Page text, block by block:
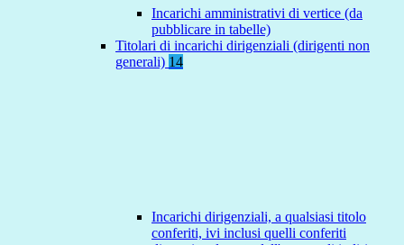
Incarichi amministrativi di vertice (da
pubblicare in tabelle)
Titolari di incarichi dirigenziali (dirigenti non
generali) 14
Incarichi dirigenziali, a qualsiasi titolo
conferiti, ivi inclusi quelli conferiti